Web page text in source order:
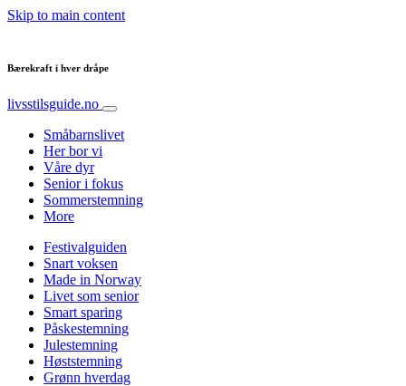
Skip to main content
Bærekraft i hver dråpe
livsstilsguide.no
Småbarnslivet
Her bor vi
Våre dyr
Senior i fokus
Sommerstemning
More
Festivalguiden
Snart voksen
Made in Norway
Livet som senior
Smart sparing
Påskestemning
Julestemning
Høststemning
Grønn hverdag